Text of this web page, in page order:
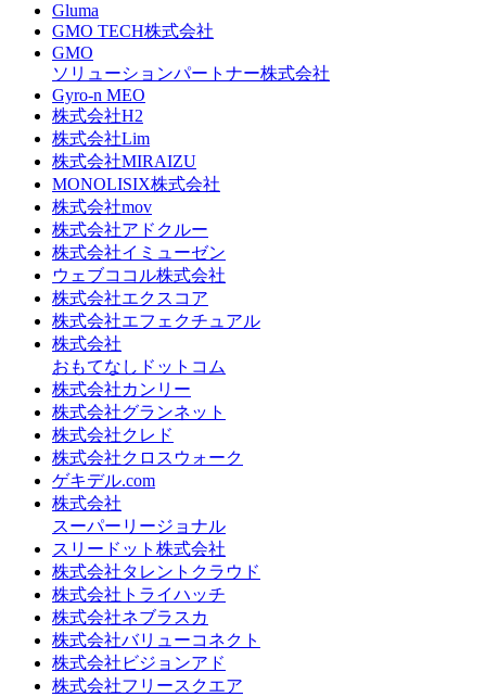
Gluma
GMO TECH株式会社
GMO
ソリューションパートナー株式会社
Gyro-n MEO
株式会社H2
株式会社Lim
株式会社MIRAIZU
MONOLISIX株式会社
株式会社mov
株式会社アドクルー
株式会社イミューゼン
ウェブココル株式会社
株式会社エクスコア
株式会社エフェクチュアル
株式会社
おもてなしドットコム
株式会社カンリー
株式会社グランネット
株式会社クレド
株式会社クロスウォーク
ゲキデル.com
株式会社
スーパーリージョナル
スリードット株式会社
株式会社タレントクラウド
株式会社トライハッチ
株式会社ネブラスカ
株式会社バリューコネクト
株式会社ビジョンアド
株式会社フリースクエア